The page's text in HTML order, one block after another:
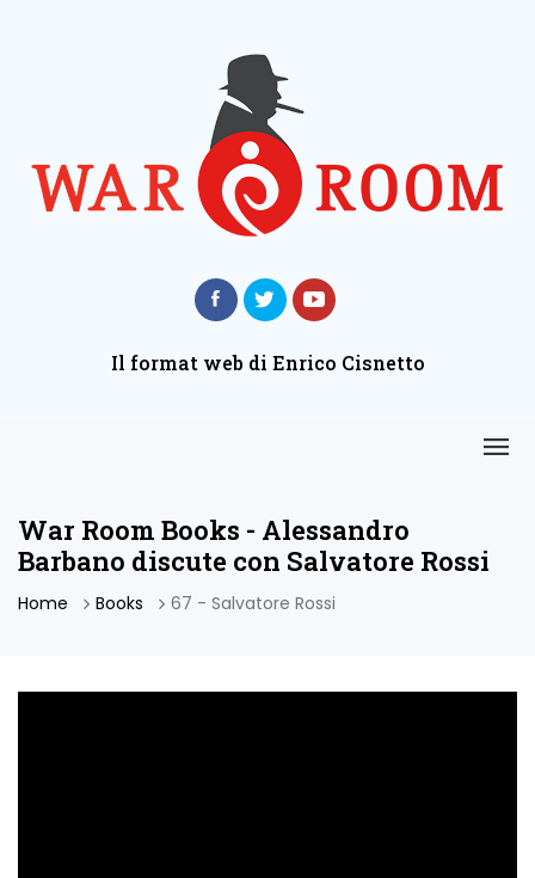
Il format web di Enrico Cisnetto
War Room Books - Alessandro
Barbano discute con Salvatore Rossi
Home Books 67 - Salvatore Rossi